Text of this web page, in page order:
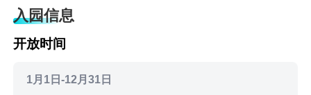
入园信息
开放时间
1月1日-12月31日